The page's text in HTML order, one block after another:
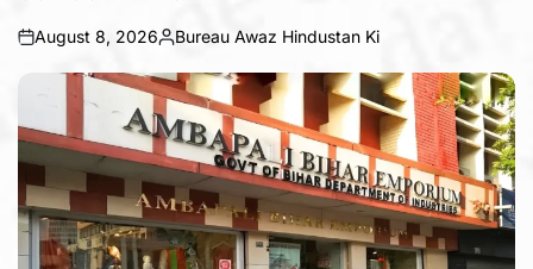
on
August 8, 2026
Posted
by
Bureau Awaz Hindustan Ki